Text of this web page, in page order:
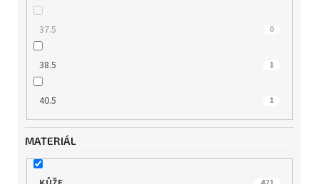
37.5 0
38.5 1
40.5 1
MATERIÁL